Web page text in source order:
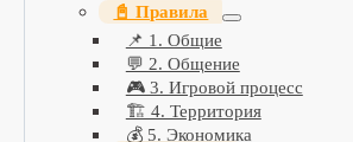
📓 Правила
📌 1. Общие
💬 2. Общение
🎮 3. Игровой процесс
🏗️ 4. Территория
💰 5. Экономика